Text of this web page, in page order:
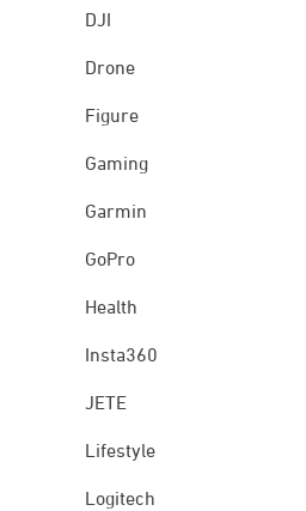
DJI
Drone
Figure
Gaming
Garmin
GoPro
Health
Insta360
JETE
Lifestyle
Logitech